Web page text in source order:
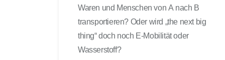
l
a
y
e
r
Waren und Menschen von A nach B
transportieren? Oder wird „the next big
thing“ doch noch E-Mobilität oder
Wasserstoff?